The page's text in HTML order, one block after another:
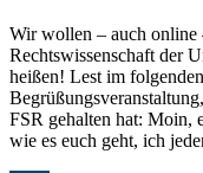
Wir wollen – auch online
Rechtswissenschaft der
heißen! Lest im
FSR gehalten hat: Moin,
wie es euch geht, ich